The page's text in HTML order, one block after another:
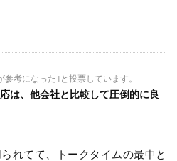
考になった｣と投票しています。
は、他会社と比較して圧倒的に良
れてて、トークタイムの最中と